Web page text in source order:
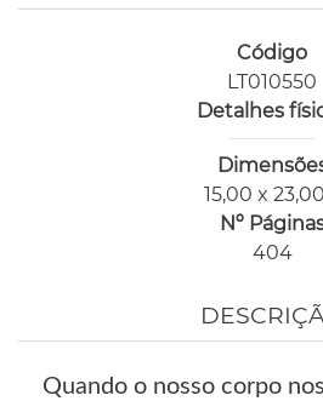
Código
LT010550
Detalhes
15,00 x
Nº
404
Quando o nosso corpo